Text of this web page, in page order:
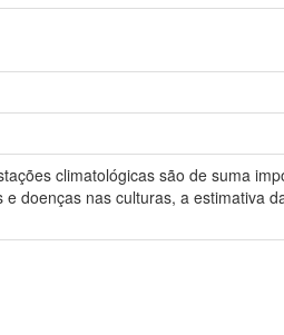
climatológicas são de suma
doenças nas culturas, a estimativa